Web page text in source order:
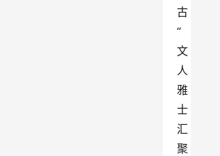
古
“
文
人
雅
士
汇
聚